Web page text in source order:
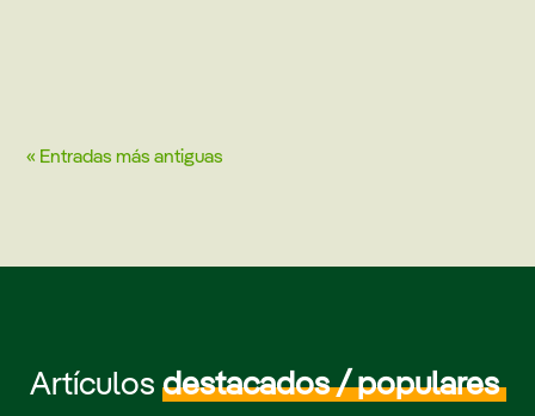
« Entradas más antiguas
Artículos destacados / populares